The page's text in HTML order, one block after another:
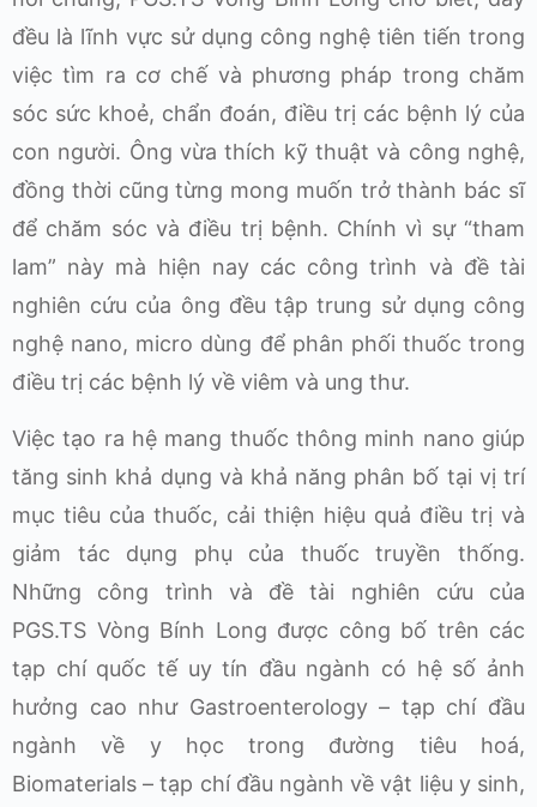
đều là lĩnh vực sử dụng công nghệ tiên tiến trong
việc tìm ra cơ chế và phương pháp trong chăm
sóc sức khoẻ, chẩn đoán, điều trị các bệnh lý của
con người. Ông vừa thích kỹ thuật và công nghệ,
đồng thời cũng từng mong muốn trở thành bác sĩ
để chăm sóc và điều trị bệnh. Chính vì sự “tham
lam” này mà hiện nay các công trình và đề tài
nghiên cứu của ông đều tập trung sử dụng công
nghệ nano, micro dùng để phân phối thuốc trong
điều trị các bệnh lý về viêm và ung thư.
Việc tạo ra hệ mang thuốc thông minh nano giúp
tăng sinh khả dụng và khả năng phân bố tại vị trí
mục tiêu của thuốc, cải thiện hiệu quả điều trị và
giảm tác dụng phụ của thuốc truyền thống.
Những công trình và đề tài nghiên cứu của
PGS.TS Vòng Bính Long được công bố trên các
tạp chí quốc tế uy tín đầu ngành có hệ số ảnh
hưởng cao như Gastroenterology – tạp chí đầu
ngành về y học trong đường tiêu hoá,
Biomaterials – tạp chí đầu ngành về vật liệu y sinh,